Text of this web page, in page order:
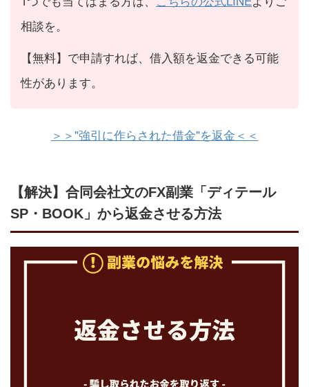
相談を。
【無料】で申請すれば、借入額を返金できる可能
性があります。
＞＞"強引に作らされた借金"を返金＜＜
【解決】合同会社文のFX副業「ディテール
SP・BOOK」から返金させる方法